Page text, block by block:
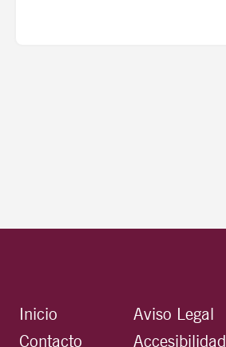
Inicio
Contacto
Aviso Legal
Accesibilidad